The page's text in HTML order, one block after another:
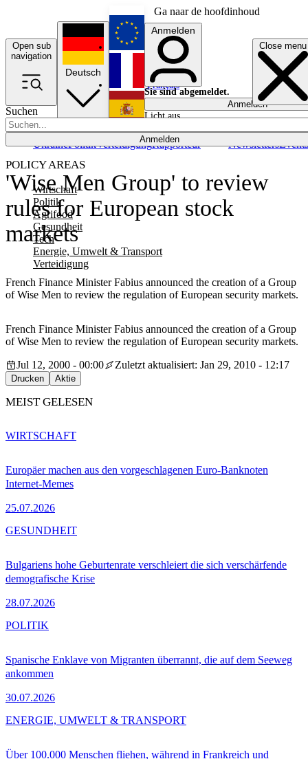
Ga naar de hoofdinhoud
Open sub
navigation
Close menu
Suchen
Anmelden
POLICY AREAS
Wirtschaft
Politik
Agrifood
Gesundheit
Tech
Energie, Umwelt & Transport
Verteidigung
UkrainePolitikVerteidigungRapporteur NewslettersEvents
Deutsch
English
Français
Anmelden
Sie sind abgemeldet.
Anmelden
Licht aus
'Wise Men Group' to review
rules for European stock
markets
French Finance Minister Fabius announced the creation of a Group
of Wise Men to review the regulation of European security markets.
French Finance Minister Fabius announced the creation of a Group
of Wise Men to review the regulation of European security markets.
Jul 12, 2000 - 00:00
Zuletzt aktualisiert: Jan 29, 2010 - 12:17
Drucken Aktie
MEIST GELESEN
Europäer machen aus den vorgeschlagenen Euro-Banknoten
Internet-Memes
25.07.2026
WIRTSCHAFT
Bulgariens hohe Geburtenrate verschleiert die sich verschärfende
demografische Krise
28.07.2026
GESUNDHEIT
Spanische Enklave von Migranten überrannt, die auf dem Seeweg
ankommen
30.07.2026
POLITIK
Über 100.000 Menschen fliehen, während in Frankreich und
ENERGIE, UMWELT & TRANSPORT